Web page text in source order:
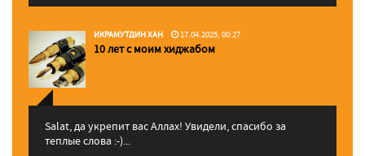
ИКРАМУТДИН ХАН 17.04.2025, 00:27
10 лет с моим хиджабом
Salat, да укрепит вас Аллаx! Увидели, спасибо за
теплые слова :-)...